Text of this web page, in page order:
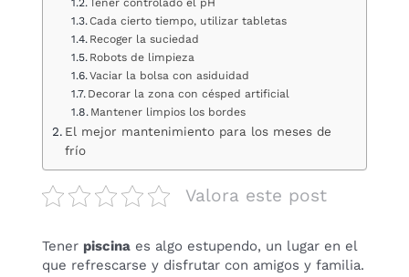
Tener controlado el pH
Cada cierto tiempo, utilizar tabletas
Recoger la suciedad
Robots de limpieza
Vaciar la bolsa con asiduidad
Decorar la zona con césped artificial
Mantener limpios los bordes
El mejor mantenimiento para los meses de
frío
Valora este post
Tener piscinaes algo estupendo, un lugar en el
que refrescarse y disfrutar con amigos y familia.